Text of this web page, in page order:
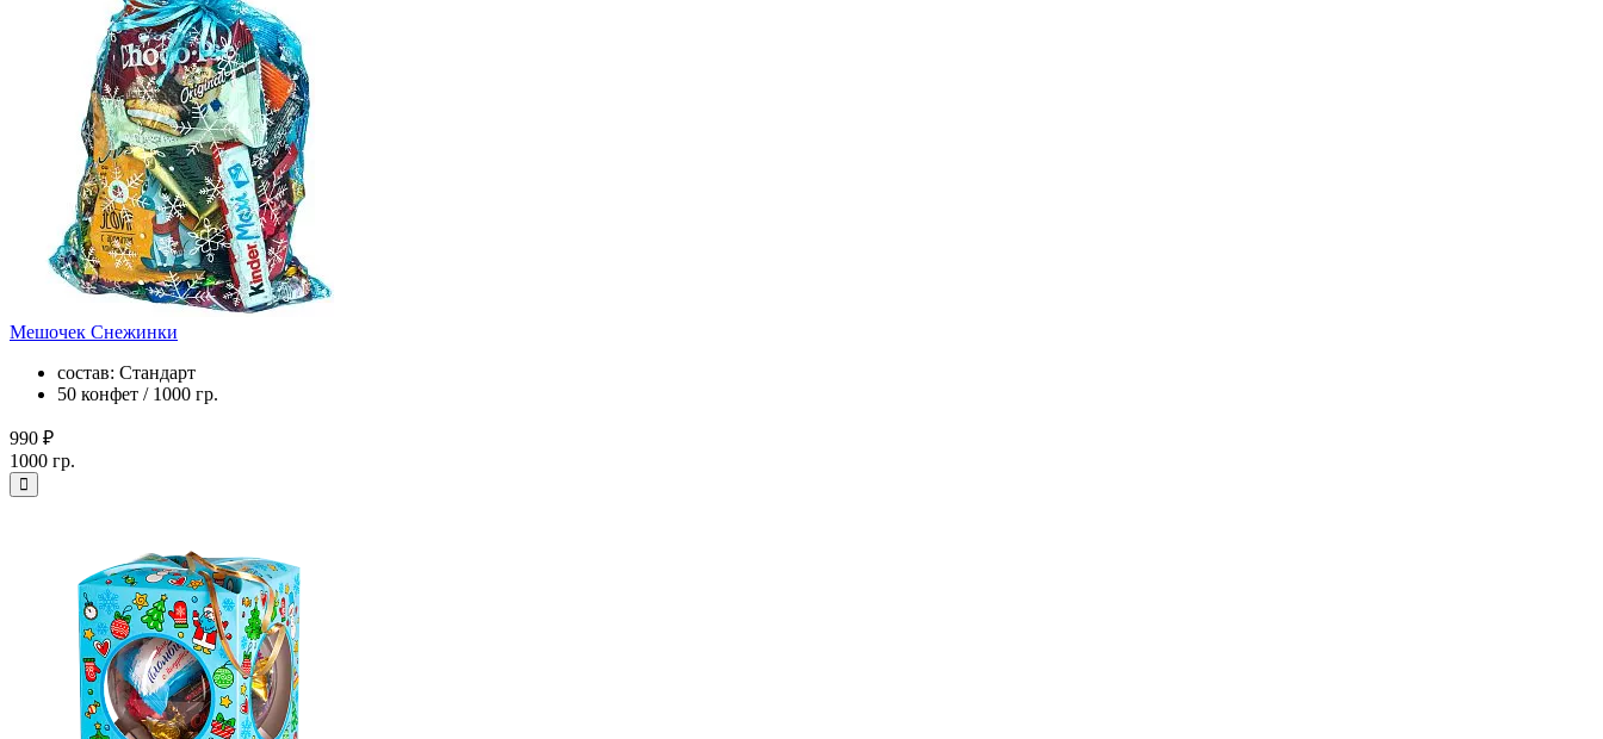
Мешочек Снежинки
состав: Стандарт
50 конфет / 1000 гр.
990 ₽
1000 гр.